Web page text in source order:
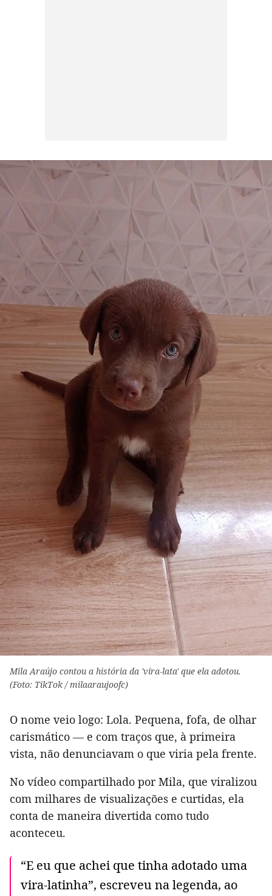
Mila Araújo contou a história da 'vira-lata' que ela adotou.
(Foto: TikTok / milaaraujoofc)
O nome veio logo: Lola. Pequena, fofa, de olhar
carismático — e com traços que, à primeira
vista, não denunciavam o que viria pela frente.
No vídeo compartilhado por Mila, que viralizou
com milhares de visualizações e curtidas, ela
conta de maneira divertida como tudo
aconteceu.
“E eu que achei que tinha adotado uma
vira-latinha”, escreveu na legenda, ao